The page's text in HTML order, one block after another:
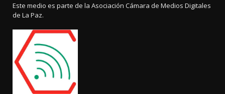
Este medio es parte de la Asociación Cámara de Medios Digitales
de La Paz.